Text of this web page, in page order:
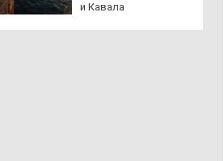
и Кавала